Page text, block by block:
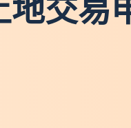
交易